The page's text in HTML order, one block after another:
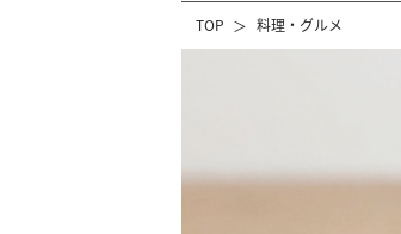
TOP 料理・グルメ